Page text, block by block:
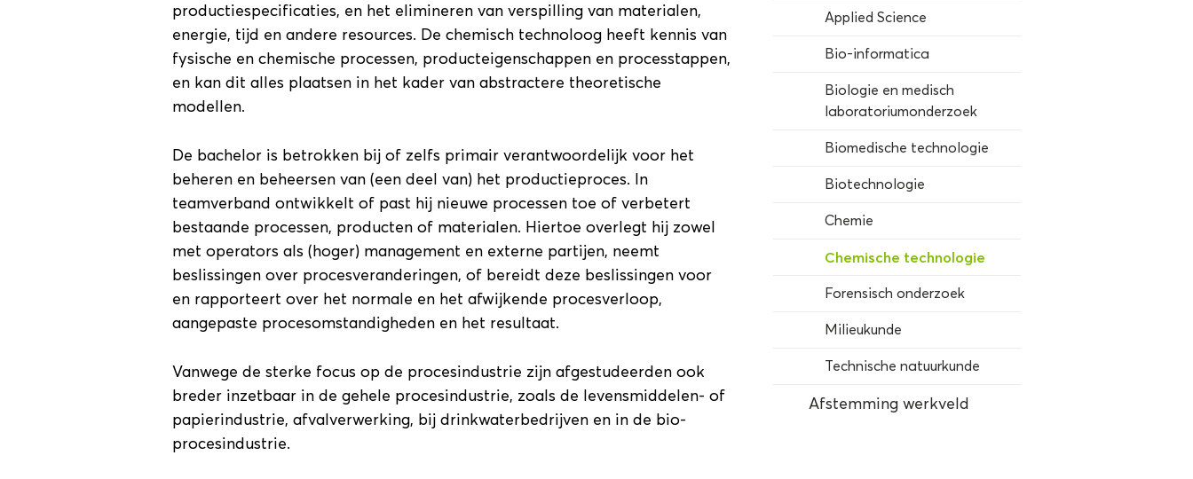
productiespecificaties, en het elimineren van verspilling van materialen,
energie, tijd en andere resources. De chemisch technoloog heeft kennis van
fysische en chemische processen, producteigenschappen en processtappen,
en kan dit alles plaatsen in het kader van abstractere theoretische
modellen.
De bachelor is betrokken bij of zelfs primair verantwoordelijk voor het
beheren en beheersen van (een deel van) het productieproces. In
teamverband ontwikkelt of past hij nieuwe processen toe of verbetert
bestaande processen, producten of materialen. Hiertoe overlegt hij zowel
met operators als (hoger) management en externe partijen, neemt
beslissingen over procesveranderingen, of bereidt deze beslissingen voor
en rapporteert over het normale en het afwijkende procesverloop,
aangepaste procesomstandigheden en het resultaat.
Vanwege de sterke focus op de procesindustrie zijn afgestudeerden ook
breder inzetbaar in de gehele procesindustrie, zoals de levensmiddelen- of
papierindustrie, afvalverwerking, bij drinkwaterbedrijven en in de bio-
procesindustrie.
Applied Science
Bio-informatica
Biologie en medisch
laboratoriumonderzoek
Biomedische technologie
Biotechnologie
Chemie
Chemische technologie
Forensisch onderzoek
Milieukunde
Technische natuurkunde
Afstemming werkveld